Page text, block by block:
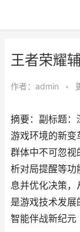
王者荣耀
作者： admin •
摘要：副标题：
游戏环境的新变
群体中不可忽视
析对局提醒等功
息并优化决策
是游戏技术发展
智能伴战新纪元